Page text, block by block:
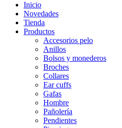
Inicio
Novedades
Tienda
Productos
Accesorios pelo
Anillos
Bolsos y monederos
Broches
Collares
Ear cuffs
Gafas
Hombre
Pañolería
Pendientes